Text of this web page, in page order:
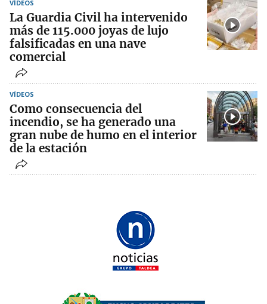
VÍDEOS
La Guardia Civil ha intervenido
más de 115.000 joyas de lujo
falsificadas en una nave
comercial
VÍDEOS
Como consecuencia del
incendio, se ha generado una
gran nube de humo en el interior
de la estación